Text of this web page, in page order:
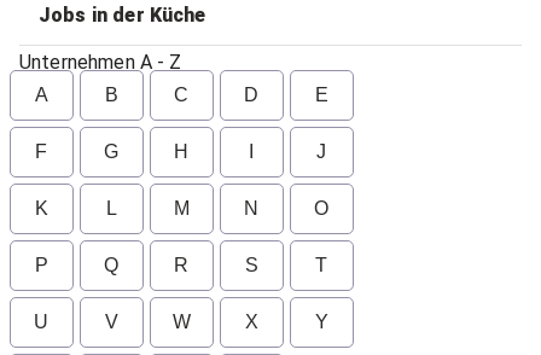
Jobs in der Küche
Unternehmen A - Z
A B C D E
F G H J
K L M N O
P Q R S T
U V W X Y